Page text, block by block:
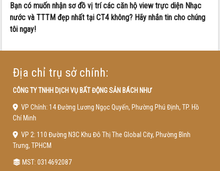
Bạn có muốn nhận sơ đồ vị trí các căn hộ view trực diện Nhạc
nước và TTTM đẹp nhất tại CT4 không? Hãy nhắn tin cho chúng
tôi ngay!
Địa chỉ trụ sở chính:
CÔNG TY TNHH DỊCH VỤ BẤT ĐỘNG SẢN BÁCH NHƯ
VP Chính: 14 Đường Lương Ngọc Quyến, Phường Phú Định, TP. Hồ
Chí Minh
VP 2: 110 Đường N3C Khu Đô Thị The Global City, Phường Bình
Trưng, TPHCM
MST: 0314692087